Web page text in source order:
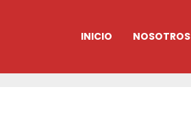
INICIO NOSOTROS